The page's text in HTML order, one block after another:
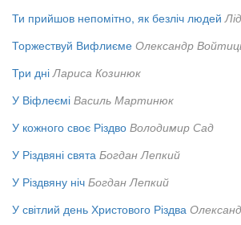
Ти прийшов непомітно, як безліч людей
Торжествуй Вифлиєме Олександр
Три дні Лариса Козинюк
У Віфлеємі Василь Мартинюк
У кожного своє Різдво Володимир Сад
У Різдвяні свята Богдан Лепкий
У Різдвяну ніч Богдан Лепкий
У світлий день Христового Різдва